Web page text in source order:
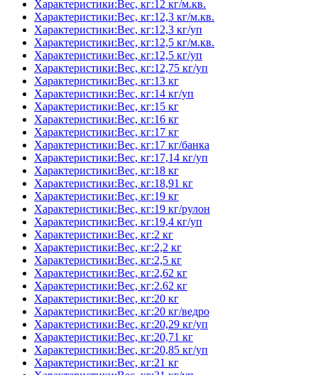
Характеристики:Вес, кг:12 кг/м.кв.
Характеристики:Вес, кг:12,3 кг/м.кв.
Характеристики:Вес, кг:12,3 кг/уп
Характеристики:Вес, кг:12,5 кг/м.кв.
Характеристики:Вес, кг:12,5 кг/уп
Характеристики:Вес, кг:12,75 кг/уп
Характеристики:Вес, кг:13 кг
Характеристики:Вес, кг:14 кг/уп
Характеристики:Вес, кг:15 кг
Характеристики:Вес, кг:16 кг
Характеристики:Вес, кг:17 кг
Характеристики:Вес, кг:17 кг/банка
Характеристики:Вес, кг:17,14 кг/уп
Характеристики:Вес, кг:18 кг
Характеристики:Вес, кг:18,91 кг
Характеристики:Вес, кг:19 кг
Характеристики:Вес, кг:19 кг/рулон
Характеристики:Вес, кг:19,4 кг/уп
Характеристики:Вес, кг:2 кг
Характеристики:Вес, кг:2,2 кг
Характеристики:Вес, кг:2,5 кг
Характеристики:Вес, кг:2,62 кг
Характеристики:Вес, кг:2.62 кг
Характеристики:Вес, кг:20 кг
Характеристики:Вес, кг:20 кг/ведро
Характеристики:Вес, кг:20,29 кг/уп
Характеристики:Вес, кг:20,71 кг
Характеристики:Вес, кг:20,85 кг/уп
Характеристики:Вес, кг:21 кг